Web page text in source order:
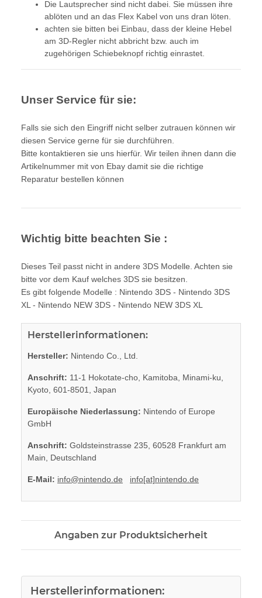
Die Lautsprecher sind nicht dabei. Sie müssen ihre
ablöten und an das Flex Kabel von uns dran löten.
achten sie bitten bei Einbau, dass der kleine Hebel
am 3D-Regler nicht abbricht bzw. auch im
zugehörigen Schiebeknopf richtig einrastet.
Unser Service für sie:
Falls sie sich den Eingriff nicht selber zutrauen können wir
diesen Service gerne für sie durchführen.
Bitte kontaktieren sie uns hierfür. Wir teilen ihnen dann die
Artikelnummer mit von Ebay damit sie die richtige
Reparatur bestellen können
Wichtig bitte beachten Sie :
Dieses Teil passt nicht in andere 3DS Modelle. Achten sie
bitte vor dem Kauf welches 3DS sie besitzen.
Es gibt folgende Modelle : Nintendo 3DS - Nintendo 3DS
XL - Nintendo NEW 3DS - Nintendo NEW 3DS XL
Herstellerinformationen:
Hersteller: Nintendo Co., Ltd.
Anschrift: 11-1 Hokotate-cho, Kamitoba, Minami-ku,
Kyoto, 601-8501, Japan
Europäische Niederlassung: Nintendo of Europe
GmbH
Anschrift: Goldsteinstrasse 235, 60528 Frankfurt am
Main, Deutschland
E-Mail: info@nintendo.de info[at]nintendo.de
Angaben zur Produktsicherheit
Herstellerinformationen: